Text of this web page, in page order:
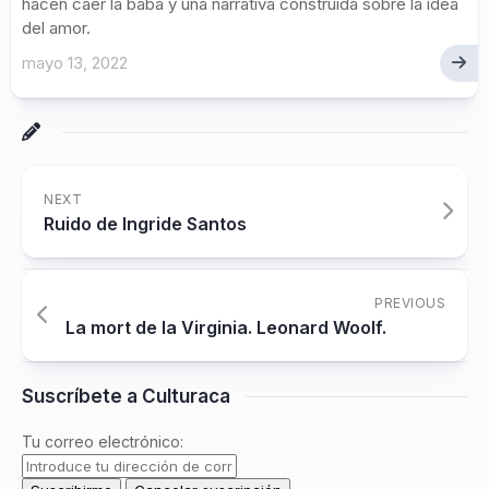
del amor.
mayo 13, 2022
NEXT
Ruido de Ingride Santos
PREVIOUS
La mort de la Virginia. Leonard Woolf.
Suscríbete a Culturaca
Tu correo electrónico: